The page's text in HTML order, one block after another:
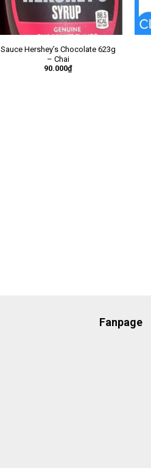
Sauce Hershey’s Chocolate 623g
– Chai
90.000₫
Fanpage